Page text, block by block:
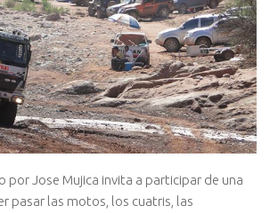
por Jose Mujica invita a participar de una
pasar las motos, los cuatris, las